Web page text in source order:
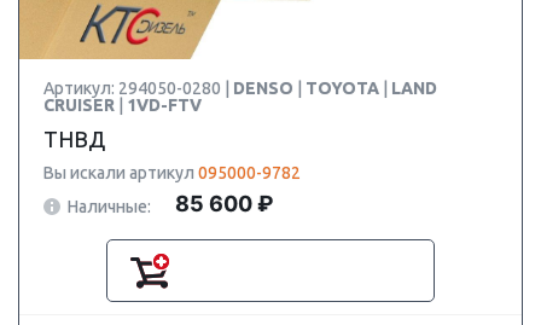
Артикул: 294050-0280 | DENSO TOYOTA
LAND
CRUISER
1VD-FTV
ТНВД
Вы искали артикул 095000-9782
Наличные:
85 600 ₽